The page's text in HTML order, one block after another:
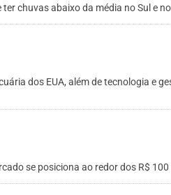
chuvas abaixo da média no Sul e
dos EUA, além de tecnologia e
se posiciona ao redor dos R$ 100